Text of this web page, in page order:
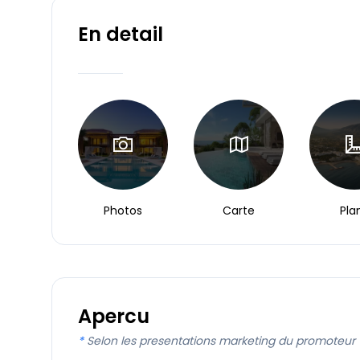
En detail
Photos Carte
Apercu
* Selon les presentations marketing du promoteur